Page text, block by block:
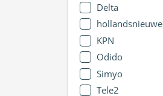
Delta
hollandsnieuwe
KPN
Odido
Simyo
Tele2